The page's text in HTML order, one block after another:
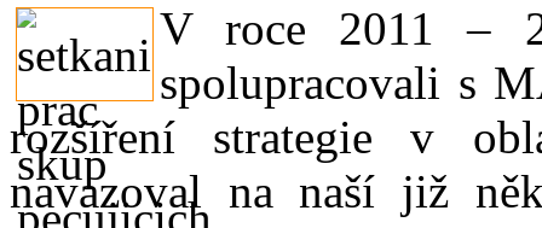
V roce 2011 –
spolupracovali s
rozšíření strategie v
navazoval na naší již